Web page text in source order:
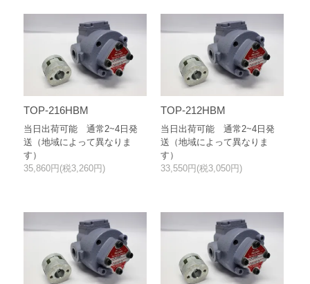
TOP-216HBM
当日出荷可能 通常2~4日発
送（地域によって異なりま
す）
35,860円(税3,260円)
TOP-212HBM
当日出荷可能 通常2~4日発
送（地域によって異なりま
す）
33,550円(税3,050円)